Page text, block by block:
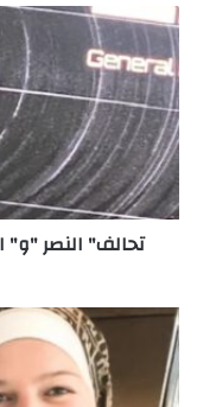
تحالف"
النصر
"و"
الصافي
"
يطرح
تسعة
سيارات
دفعة
واحدةتحالف" النصر
دراسة
رائدة
لباحثين
من